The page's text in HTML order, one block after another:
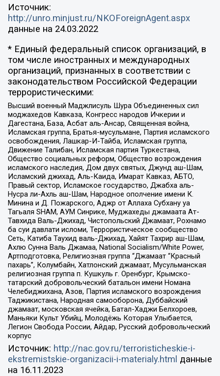
Источник:
http://unro.minjust.ru/NKOForeignAgent.aspx
данные на 24.03.2022
* Единый федеральный список организаций, в
том числе иностранных и международных
организаций, признанных в соответствии с
законодательством Российской Федерации
террористическими:
Высший военный Маджлисуль Шура Объединенных сил
моджахедов Кавказа, Конгресс народов Ичкерии и
Дагестана, База, Асбат аль-Ансар, Священная война,
Исламская группа, Братья-мусульмане, Партия исламского
освобождения, Лашкар-И-Тайба, Исламская группа,
Движение Талибан, Исламская партия Туркестана,
Общество социальных реформ, Общество возрождения
исламского наследия, Дом двух святых, Джунд аш-Шам,
Исламский джихад, Аль-Каида, Имарат Кавказ, АБТО,
Правый сектор, Исламское государство, Джабха аль-
Нусра ли-Ахль аш-Шам, Народное ополчение имени К.
Минина и Д. Пожарского, Аджр от Аллаха Субхану уа
Тагьаля SHAM, АУМ Синрике, Муджахеды джамаата Ат-
Тавхида Валь-Джихад, Чистопольский Джамаат, Рохнамо
ба суи давлати исломи, Террористическое сообщество
Сеть, Катиба Таухид валь-Джихад, Хайят Тахрир аш-Шам,
Ахлю Сунна Валь Джамаа, National Socialism/White Power,
Артподготовка, Религиозная группа “Джамаат “Красный
пахарь”, Колумбайн, Хатлонский джамаат, Мусульманская
религиозная группа п. Кушкуль г. Оренбург, Крымско-
татарский добровольческий батальон имени Номана
Челебиджихана, Азов, Партия исламского возрождения
Таджикистана, Народная самооборона, Дуббайский
джамаат, московская ячейка, Батал-Хаджи Белхороев,
Маньяки Культ Убийц, Молодёжь Которая Улыбается,
Легион Свобода России, Айдар, Русский добровольческий
корпус
Источник: http://nac.gov.ru/terroristicheskie-i-
ekstremistskie-organizacii-i-materialy.html данные
на 16.11.2023